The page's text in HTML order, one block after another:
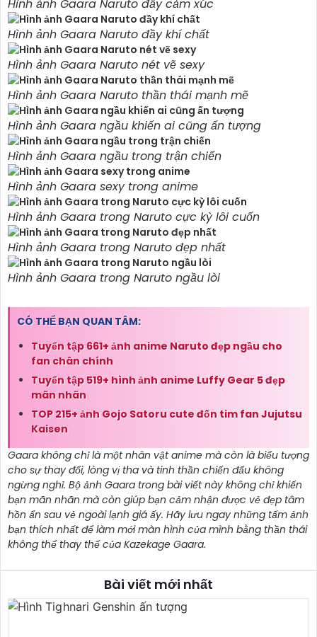
Hình ảnh Gaara Naruto đầy cảm xúc
Hình ảnh Gaara Naruto đầy khí chất
Hình ảnh Gaara Naruto nét vẽ sexy
Hình ảnh Gaara Naruto thần thái mạnh mẽ
Hình ảnh Gaara ngầu khiến ai cũng ấn tượng
Hình ảnh Gaara ngầu trong trận chiến
Hình ảnh Gaara sexy trong anime
Hình ảnh Gaara trong Naruto cực kỳ lôi cuốn
Hình ảnh Gaara trong Naruto đẹp nhất
Hình ảnh Gaara trong Naruto ngầu lòi
CÓ THỂ BẠN QUAN TÂM:
Tuyển tập 661+ ảnh anime Naruto đẹp ngầu cho
fan chân chính
Tuyển tập 519+ hình ảnh anime Luffy Gear 5 đẹp
mãn nhãn
TOP 215+ ảnh Gojo Satoru cute đốn tim fan Jujutsu
Kaisen
Gaara không chỉ là một nhân vật anime mà còn là biểu tượng
cho sự thay đổi, lòng vị tha và tinh thần chiến đấu không
ngừng nghỉ. Bộ ảnh Gaara trong bài viết này không chỉ khiến
bạn mãn nhãn mà còn giúp bạn cảm nhận được vẻ đẹp tâm
hồn ẩn sau vẻ ngoài lạnh giá ấy. Hãy lưu ngay những tấm ảnh
bạn thích nhất để làm mới màn hình của mình bằng thần thái
không thể thay thế của Kazekage Gaara.
Bài viết mới nhất